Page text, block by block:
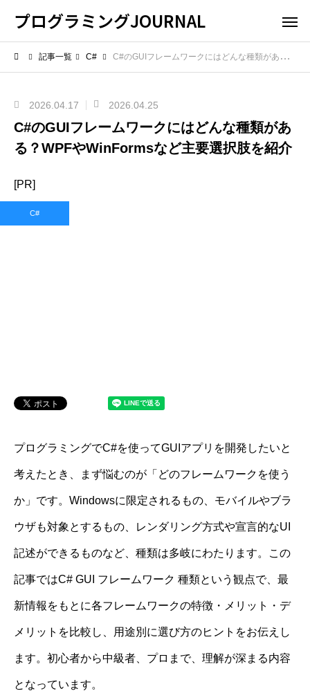
プログラミングJOURNAL
記事一覧 C# C#のGUIフレームワークにはどんな種類がある？WPFやWinFormsなど主要選択肢を紹介
2026.04.17 2026.04.25
C#のGUIフレームワークにはどんな種類があ
る？WPFやWinFormsなど主要選択肢を紹介
[PR]
C#
プログラミングでC#を使ってGUIアプリを開発したいと
考えたとき、まず悩むのが「どのフレームワークを使う
か」です。Windowsに限定されるもの、モバイルやブラ
ウザも対象とするもの、レンダリング方式や宣言的なUI
記述ができるものなど、種類は多岐にわたります。この
記事ではC# GUI フレームワーク 種類という観点で、最
新情報をもとに各フレームワークの特徴・メリット・デ
メリットを比較し、用途別に選び方のヒントをお伝えし
ます。初心者から中級者、プロまで、理解が深まる内容
となっています。